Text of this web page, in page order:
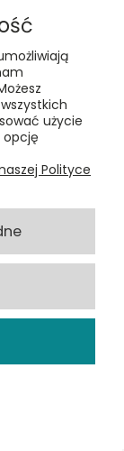
City
użycie
opcję
Polityce